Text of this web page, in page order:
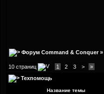
Форум Command & Conquer»
10 страниц 1 2 3 >
»
Техпомощь
Название темы